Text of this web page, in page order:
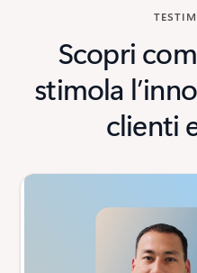
Scopri
stimola
clienti